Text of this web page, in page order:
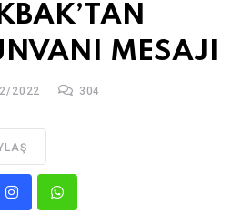
MESAJI
2022 304